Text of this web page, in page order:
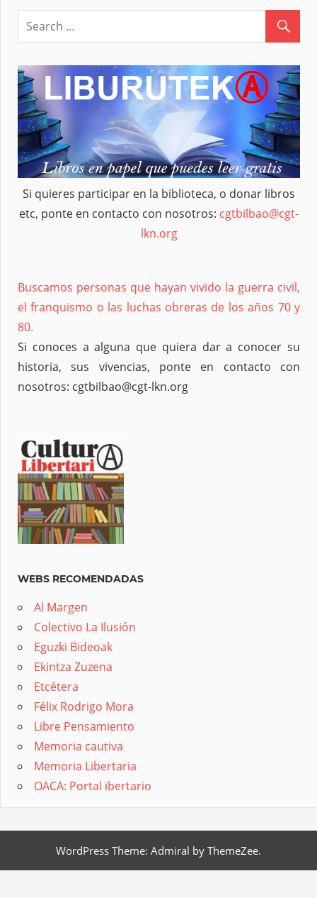
Si quieres participar en la biblioteca, o donar libros
etc, ponte en contacto con nosotros: cgtbilbao@cgt-
lkn.org
Buscamos personas que hayan vivido la guerra civil,
el franquismo o las luchas obreras de los años 70 y
80.
Si conoces a alguna que quiera dar a conocer su
historia, sus vivencias, ponte en contacto con
nosotros: cgtbilbao@cgt-lkn.org
WEBS RECOMENDADAS
Al Margen
Colectivo La Ilusión
Eguzki Bideoak
Ekintza Zuzena
Etcétera
Félix Rodrigo Mora
Libre Pensamiento
Memoria cautiva
Memoria Libertaria
OACA: Portal ibertario
WordPress Theme: Admiral by ThemeZee.